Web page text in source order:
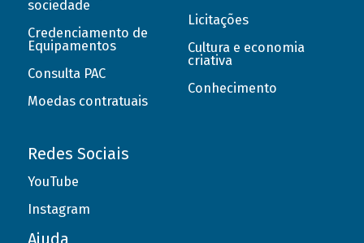
sociedade
Credenciamento de
Equipamentos
Consulta PAC
Moedas contratuais
Licitações
Cultura e economia
criativa
Conhecimento
Redes Sociais
YouTube
Instagram
Ajuda